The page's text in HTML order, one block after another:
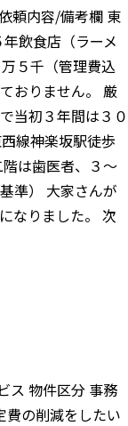
頼内容/備考欄 東
飲食店（ラーメ
５千（管理費込
おりません。 厳
当初３年間は３０
線神楽坂駅徒歩
は歯医者、３～
準） 大家さんが
なりました。 次
ス 物件区分 事務
費の削減をしたい